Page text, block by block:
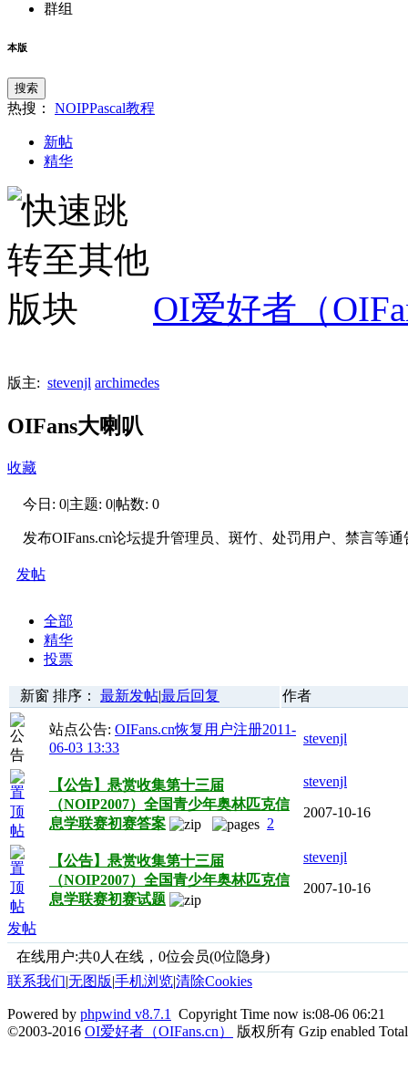
群组
本版
搜索
热搜： NOIPPascal教程
新帖
精华
OI爱好者（
版主: stevenjl archimedes
OIFans大喇叭
收藏
今日: 0|主题: 0|帖数: 0
发布OIFans.cn论坛提升管理员、斑竹、处罚用户、禁言等
发帖
全部
精华
投票
新窗 排序： 最新发帖|最后回复 作者
站点公告: OIFans.cn恢复用户注册2011-
06-03 13:33
stevenjl
【公告】悬赏收集第十三届
（NOIP2007）全国青少年奥林匹克信
息学联赛初赛答案
2
stevenjl
2007-10-16
【公告】悬赏收集第十三届
（NOIP2007）全国青少年奥林匹克信
息学联赛初赛试题
stevenjl
2007-10-16
发帖
在线用户:共0人在线，0位会员(0位隐身)
联系我们|无图版|手机浏览|清除Cookies
Powered by phpwind v8.7.1
Copyright Time now is:08-06 06:21
©2003-2016 OI爱好者（OIFans.cn） 版权所有 Gzip enabled